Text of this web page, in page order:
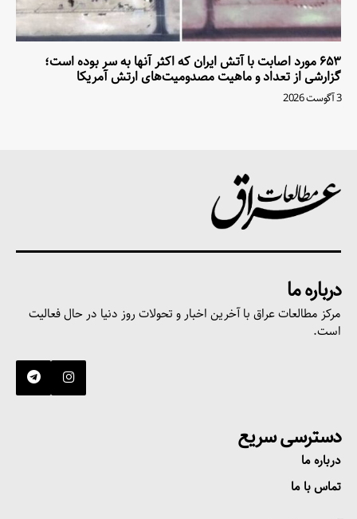
۶۵۳ مورد اصابت با آتش ایران که اکثر آنها به سر بوده است؛
گزارشی از تعداد و ماهیت مصدومیت‌های ارتش آمریکا
3 آگوست 2026
درباره ما
مرکز مطالعات عراق با آخرین اخبار و تحولات روز دنیا در حال فعالیت
است.
دسترسی سریع
درباره ما
تماس با ما